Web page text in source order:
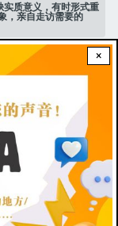
×
实质意义，有时形式重
，亲自走访需要的
少，但隐性的不平